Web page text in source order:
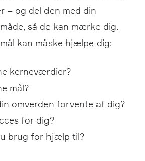
– og del den med din
så de kan mærke dig.
kan måske hjælpe dig:
kerneværdier?
mål?
omverden forvente af dig?
for dig?
brug for hjælp til?